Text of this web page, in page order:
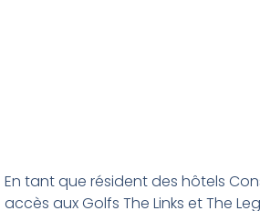
En tant que résident des hôtels
accès aux Golfs The Links et The